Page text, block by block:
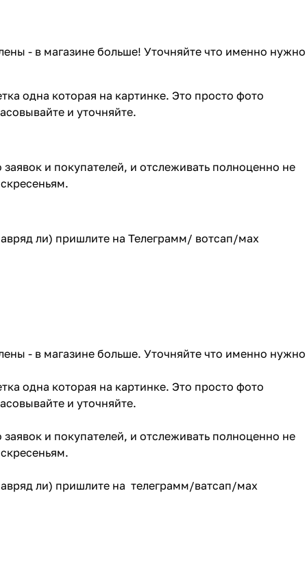
- в магазине больше! Уточняйте что именно нужно
одна которая на картинке. Это просто фото
и уточняйте.
и покупателей, и отслеживать полноценно не
ли) пришлите на Телеграмм/ вотсап/мах
- в магазине больше. Уточняйте что именно нужно
одна которая на картинке. Это просто фото
и уточняйте.
и покупателей, и отслеживать полноценно не
ли) пришлите на телеграмм/ватсап/мах